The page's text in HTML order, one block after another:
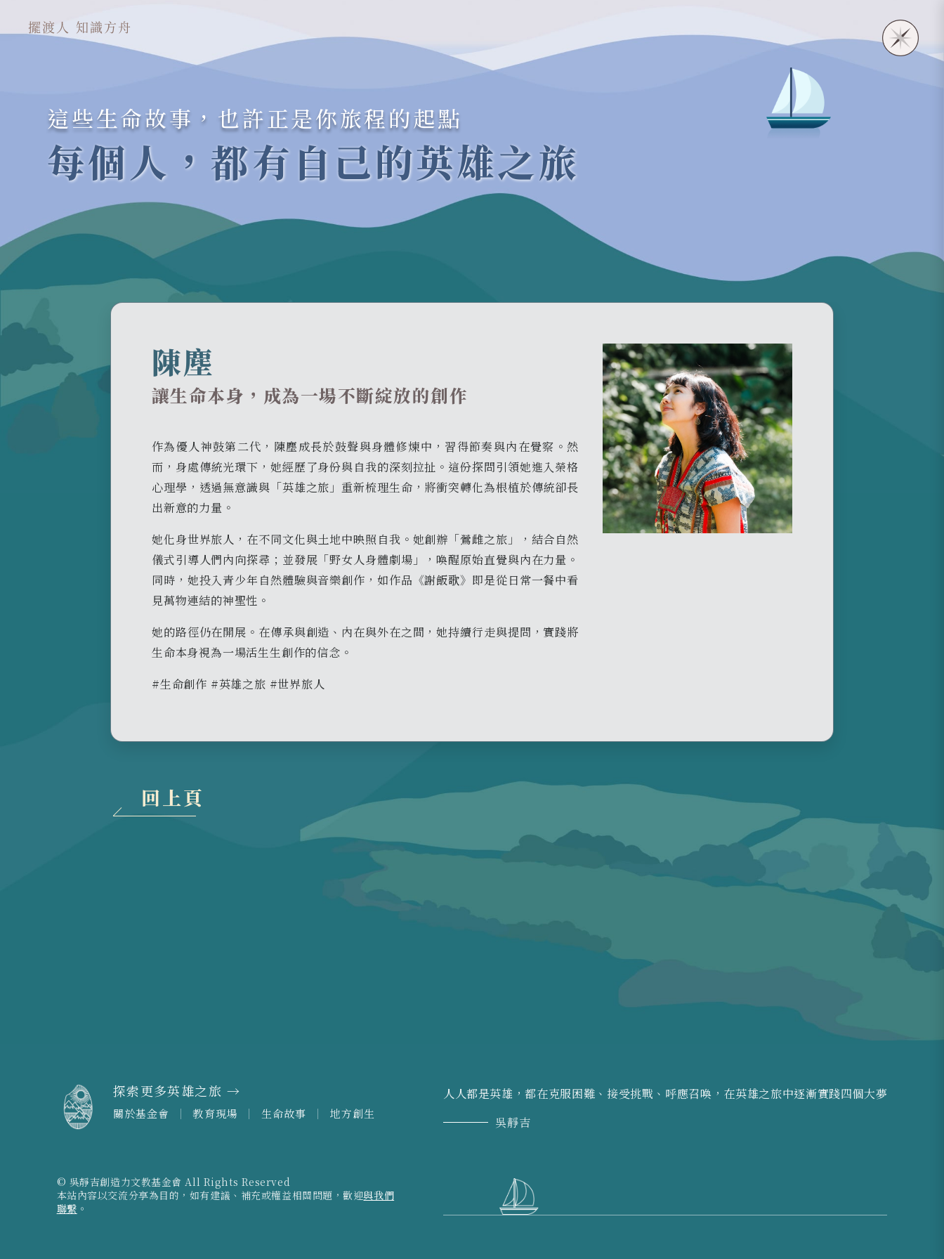
擺渡人 知識方舟
這些生命故事，也許正是你旅程的起點
每個人，都有自己的英雄之旅
陳塵
讓生命本身，成為一場不斷綻放的創作
作為優人神鼓第二代，陳塵成長於鼓聲與身體修煉中，習得節奏與內在覺察。然
而，身處傳統光環下，她經歷了身份與自我的深刻拉扯。這份探問引領她進入榮格
心理學，透過無意識與「英雄之旅」重新梳理生命，將衝突轉化為根植於傳統卻長
出新意的力量。
她化身世界旅人，在不同文化與土地中映照自我。她創辦「鶯雌之旅」，結合自然
儀式引導人們內向探尋；並發展「野女人身體劇場」，喚醒原始直覺與內在力量。
同時，她投入青少年自然體驗與音樂創作，如作品《謝飯歌》即是從日常一餐中看
見萬物連結的神聖性。
她的路徑仍在開展。在傳承與創造、內在與外在之間，她持續行走與提問，實踐將
生命本身視為一場活生生創作的信念。
#生命創作 #英雄之旅 #世界旅人
回上頁
探索更多英雄之旅 →
關於基金會 教育現場 生命故事 地方創生
人人都是英雄，都在克服困難、接受挑戰、呼應召喚，在英雄之旅中逐漸實踐四個大夢
吳靜吉
© 吳靜吉創造力文教基金會 All Rights Reserved
本站內容以交流分享為目的，如有建議、補充或權益相關問題，歡迎與我們
聯繫 。